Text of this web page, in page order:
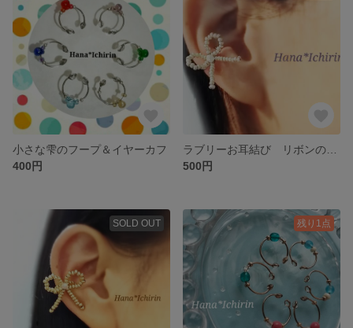
小さな雫のフープ＆イヤーカフ
400円
500円
SOLD OUT 残り1点